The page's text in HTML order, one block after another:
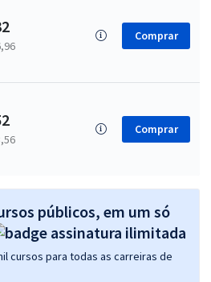
Comprar
Comprar
públicos, em um só
cursos para todas as carreiras de